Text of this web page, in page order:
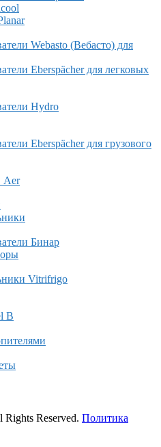
Webasto (Вебасто) для
Eberspächer для легковых
Hydro
Eberspächer для грузового
Аer
Бинар
Vitrifrigo
B
Rights Reserved. Политика